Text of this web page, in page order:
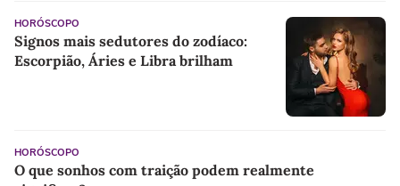
HORÓSCOPO
Signos mais sedutores do zodíaco:
Escorpião, Áries e Libra brilham
HORÓSCOPO
O que sonhos com traição podem realmente